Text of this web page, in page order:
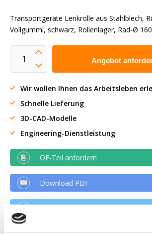
Transportgeräte Lenkrolle aus Stahlblech,
Vollgummi, schwarz, Rollenlager, Rad-Ø
Angebot
Wir wollen Ihnen das Arbeitsleben
Schnelle Lieferung
3D-CAD-Modelle
Engineering-Dienstleistung
OE-Teil anfordern
Download PDF
Chemische resistenz